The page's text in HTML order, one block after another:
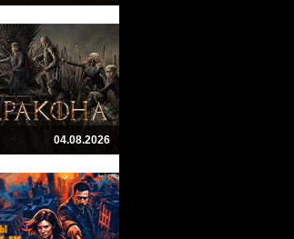
04.08.2026